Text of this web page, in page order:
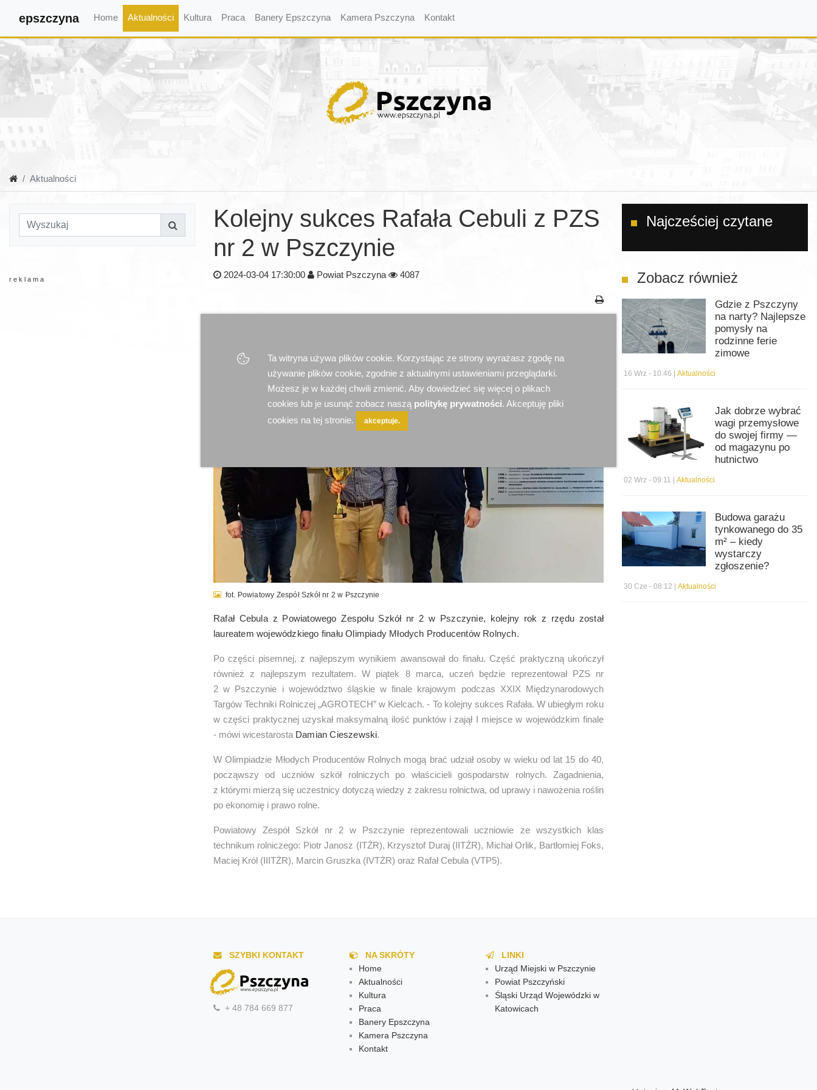
epszczyna Home Aktualności Kultura Praca Banery Epszczyna Kamera Pszczyna Kontakt
Aktualności
r e k l a m a
Kolejny sukces Rafała Cebuli z PZS
nr 2 w Pszczynie
2024-03-04 17:30:00 Powiat Pszczyna 4087
fot. Powiatowy Zespół Szkół nr 2 w Pszczynie
Rafał Cebula z Powiatowego Zespołu Szkół nr 2 w Pszczynie, kolejny rok z rzędu został
laureatem wojewódzkiego finału Olimpiady Młodych Producentów Rolnych.
Po części pisemnej, z najlepszym wynikiem awansował do finału. Część praktyczną ukończył
również z najlepszym rezultatem. W piątek 8 marca, uczeń będzie reprezentował PZS nr
2 w Pszczynie i województwo śląskie w finale krajowym podczas XXIX Międzynarodowych
Targów Techniki Rolniczej „AGROTECH” w Kielcach. - To kolejny sukces Rafała. W ubiegłym roku
w części praktycznej uzyskał maksymalną ilość punktów i zajął I miejsce w wojewódzkim finale
- mówi wicestarosta Damian Cieszewski.
W Olimpiadzie Młodych Producentów Rolnych mogą brać udział osoby w wieku od lat 15 do 40,
począwszy od uczniów szkół rolniczych po właścicieli gospodarstw rolnych. Zagadnienia,
z którymi mierzą się uczestnicy dotyczą wiedzy z zakresu rolnictwa, od uprawy i nawożenia roślin
po ekonomię i prawo rolne.
Powiatowy Zespół Szkół nr 2 w Pszczynie reprezentowali uczniowie ze wszystkich klas
technikum rolniczego: Piotr Janosz (ITŻR), Krzysztof Duraj (IITŻR), Michał Orlik, Bartłomiej Foks,
Maciej Król (IIITŻR), Marcin Gruszka (IVTŻR) oraz Rafał Cebula (VTP5).
Najcześciej czytane
Zobacz również
Gdzie z Pszczyny
na narty? Najlepsze
pomysły na
rodzinne ferie
zimowe
16 Wrz - 10:46 | Aktualności
Jak dobrze wybrać
wagi przemysłowe
do swojej firmy —
od magazynu po
hutnictwo
02 Wrz - 09:11 | Aktualności
Budowa garażu
tynkowanego do 35
m² – kiedy
wystarczy
zgłoszenie?
30 Cze - 08:12 | Aktualności
SZYBKI KONTAKT
+ 48 784 669 877
NA SKRÓTY
Home
Aktualności
Kultura
Praca
Banery Epszczyna
Kamera Pszczyna
Kontakt
LINKI
Urząd Miejski w Pszczynie
Powiat Pszczyński
Śląski Urząd Wojewódzki w
Katowicach
Ta witryna używa plików cookie. Korzystając ze strony wyrażasz zgodę na
używanie plików cookie, zgodnie z aktualnymi ustawieniami przeglądarki.
Możesz je w każdej chwili zmienić. Aby dowiedzieć się więcej o plikach
cookies lub je usunąć zobacz naszą politykę prywatności. Akceptuję pliki
cookies na tej stronie.
akceptuje.